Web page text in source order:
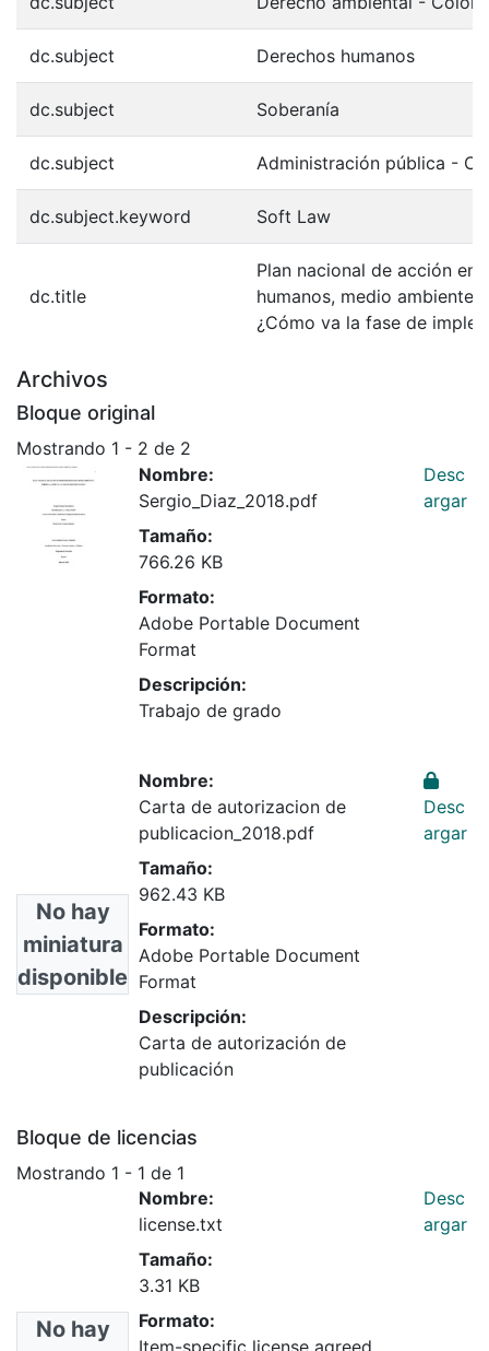
dc.subject Derechos humanos
dc.subject Soberanía
dc.subject Administración pública -
dc.subject.keyword Soft Law
dc.title
Plan nacional de acción en
humanos, medio ambiente
¿Cómo va la fase de
Archivos
Bloque original
Mostrando 1 - 2 de 2
Nombre:
Sergio_Diaz_2018.pdf
Tamaño:
766.26 KB
Formato:
Adobe Portable Document
Format
Descripción:
Trabajo de grado
Desc
argar
No hay
miniatura
disponible
Nombre:
Carta de autorizacion de
publicacion_2018.pdf
Tamaño:
962.43 KB
Formato:
Adobe Portable Document
Format
Descripción:
Carta de autorización de
publicación
Desc
argar
Bloque de licencias
Mostrando 1 - 1 de 1
No hay
Nombre:
license.txt
Tamaño:
3.31 KB
Formato:
Desc
argar